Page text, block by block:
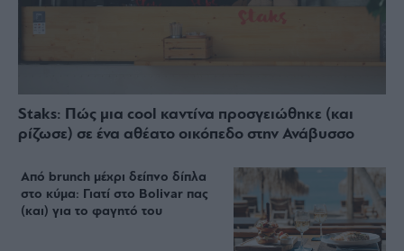
Staks: Πώς μια cool καντίνα προσγειώθηκε (και
ρίζωσε) σε ένα αθέατο οικόπεδο στην Ανάβυσσο
Από brunch μέχρι δείπνο δίπλα
στο κύμα: Γιατί στο Bolivar πας
(και) για το φαγητό του